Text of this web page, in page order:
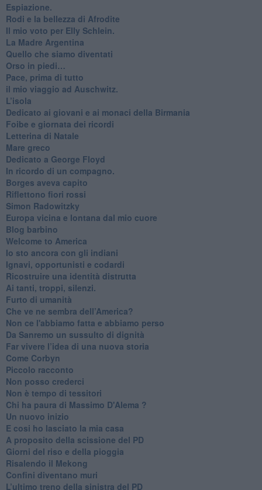
Espiazione.
Rodi e la bellezza di Afrodite
​Il mio voto per Elly Schlein.
​La Madre Argentina
Quello che siamo diventati
Orso in piedi…
​Pace, prima di tutto
​il mio viaggio ad Auschwitz.
​L’isola
Dedicato ai giovani e ai monaci della Birmania
​Foibe e giornata dei ricordi
Letterina di Natale
Mare greco
​Dedicato a George Floyd
​In ricordo di un compagno.
Borges aveva capito
Riflettono fiori rossi
Simon Radowitzky
Europa vicina e lontana dal mio cuore
Blog barbino
Welcome to America
​Io sto ancora con gli indiani
​Ignavi, opportunisti e codardi
Ricostruire una identità distrutta
Ai tanti, troppi, silenzi.
​Furto di umanità
​Che ve ne sembra dell’America?
Non ce l'abbiamo fatta e abbiamo perso
​Da Sanremo un sussulto di dignità
Far vivere l’idea di una nuova storia
Come Corbyn
Piccolo racconto
Non posso crederci
Non è tempo di tessitori
Chi ha paura di Massimo D'Alema ?
Un nuovo inizio
​E cosi ho lasciato la mia casa
A proposito della scissione del PD
​Giorni del riso e della pioggia
Risalendo il Mekong
Confini diventano muri
L’ultimo treno della sinistra del PD